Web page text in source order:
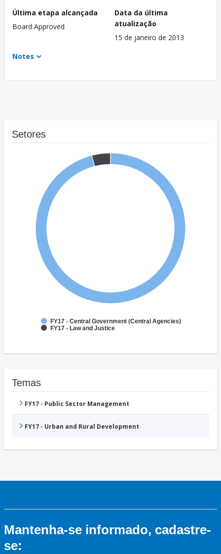
Última etapa alcançada
Board Approved
Data da última
atualização
15 de janeiro de 2013
Notes
Setores
FY17 - Central Government (Central Agencies)
FY17 - Law and Justice
Temas
FY17 - Public Sector Management
FY17 - Urban and Rural Development
Mantenha-se informado, cadastre-
se: